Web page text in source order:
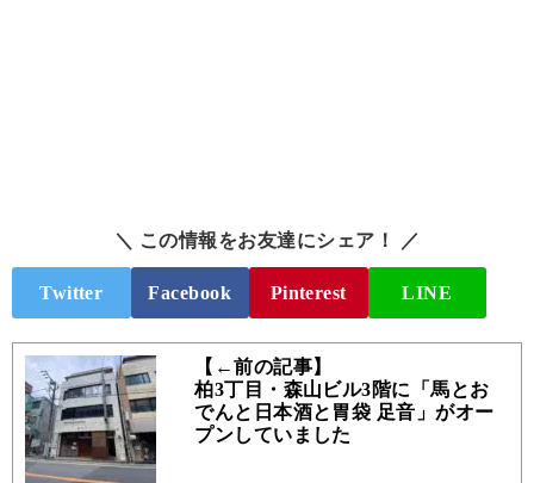
＼ この情報をお友達にシェア！ ／
Twitter Facebook Pinterest LINE
【←前の記事】
柏3丁目・森山ビル3階に「馬とお
でんと日本酒と胃袋 足音」がオー
プンしていました